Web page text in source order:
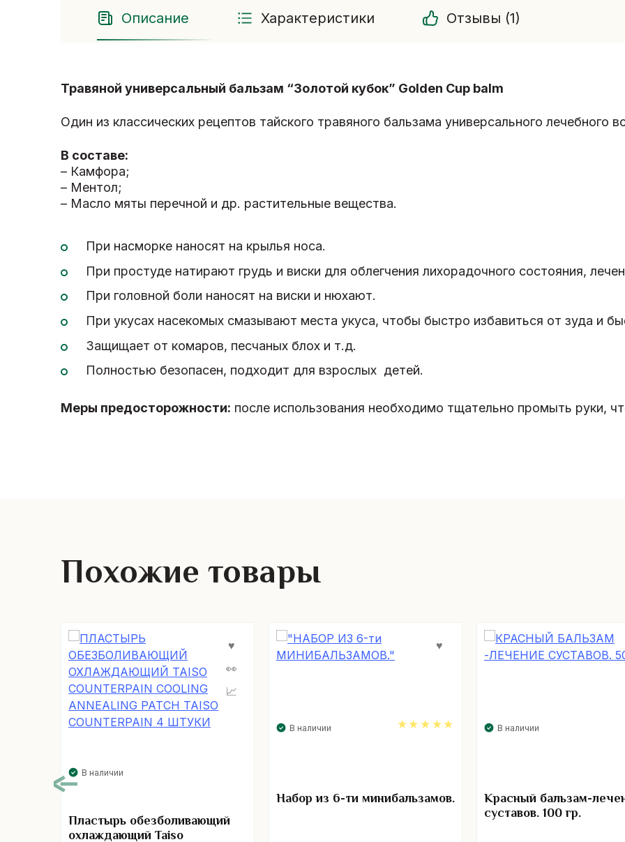
Описание Характеристики Отзывы (1)
Травяной универсальный бальзам “Золотой кубок” Golden Cup balm
Один из классических рецептов тайского травяного бальзама универсального лечебного
В составе:
– Камфора;
– Ментол;
– Масло мяты перечной и др. растительные вещества.
При насморке наносят на крылья носа.
При простуде натирают грудь и виски для облегчения лихорадочного состояния,
При головной боли наносят на виски и нюхают.
При укусах насекомых смазывают места укуса, чтобы быстро избавиться от зуда и
Защищает от комаров, песчаных блох и т.д.
Полностью безопасен, подходит для взрослых детей.
Меры предосторожности: после использования необходимо тщательно промыть руки,
Похожие товары
В наличии
Пластырь обезболивающий
охлаждающий Taiso
В наличии
Набор из 6-ти минибальзамов.
В наличии
Красный бальзам-
суставов. 100 гр.